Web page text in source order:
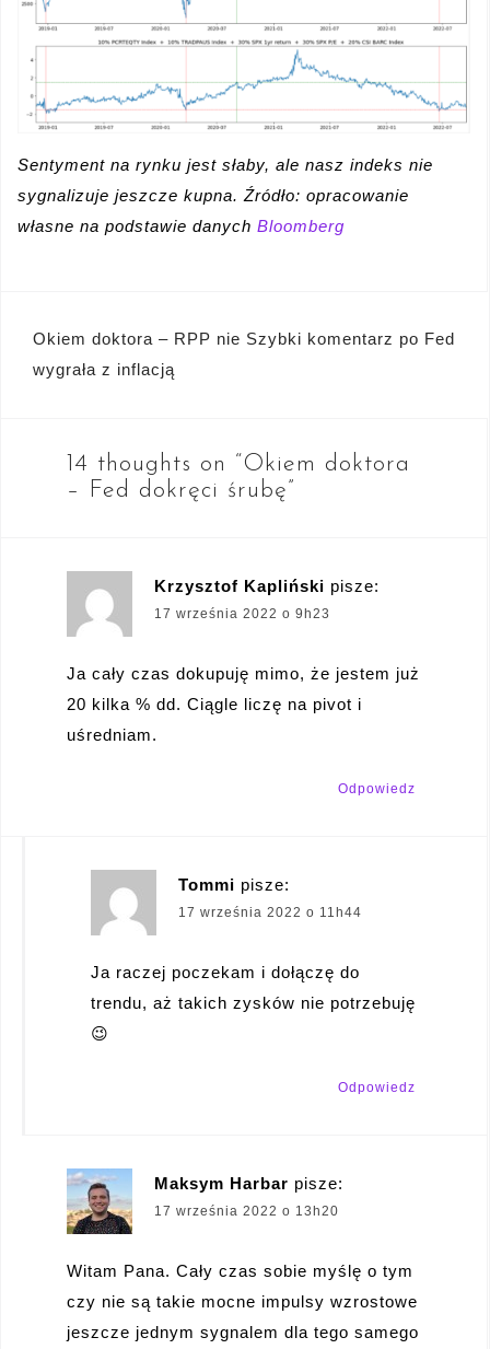
Sentyment na rynku jest słaby, ale nasz indeks nie
sygnalizuje jeszcze kupna. Źródło: opracowanie
własne na podstawie danych Bloomberg
Nawigacja
wpisu
Okiem doktora – RPP nie
wygrała z inflacją
Szybki komentarz po Fed
14 thoughts on “Okiem doktora
– Fed dokręci śrubę”
Krzysztof Kapliński pisze:
17 września 2022 o 9h23
Ja cały czas dokupuję mimo, że jestem już
20 kilka % dd. Ciągle liczę na pivot i
uśredniam.
Odpowiedz
Tommi pisze:
17 września 2022 o 11h44
Ja raczej poczekam i dołączę do
trendu, aż takich zysków nie potrzebuję
😉
Odpowiedz
Maksym Harbar pisze:
17 września 2022 o 13h20
Witam Pana. Cały czas sobie myślę o tym
czy nie są takie mocne impulsy wzrostowe
jeszcze jednym sygnalem dla tego samego